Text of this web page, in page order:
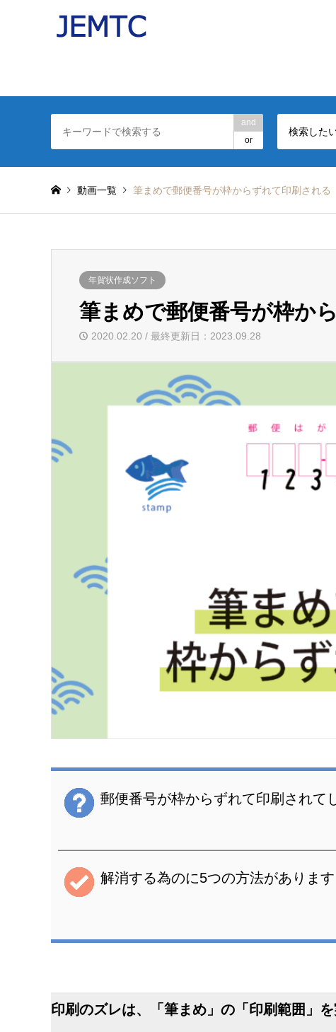
and
or
検索した
動画一覧 筆まめで郵便番号が枠からずれて印刷される
年賀状作成ソフト
筆まめで郵便番号が枠か
2020.02.20 / 最終更新日：2023.09.28
郵便番号が枠からずれて印刷されて
解消する為のに5つの方法があります
印刷のズレは、「筆まめ」の「印刷範囲」